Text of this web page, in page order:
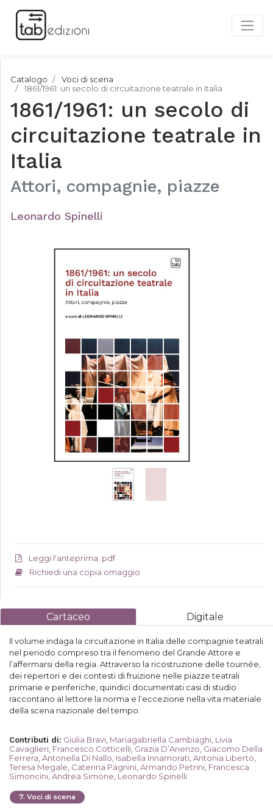
Catalogo
Voci di scena
1861/1961: un secolo di circuitazione teatrale in Italia
1861/1961: un secolo di
circuitazione teatrale in
Italia
Attori, compagnie, piazze
Leonardo Spinelli
Leggi l'anteprima .pdf
Richiedi una copia omaggio
Cartaceo Digitale
Il volume indaga la circuitazione in Italia delle compagnie teatrali
nel periodo compreso tra il fenomeno del Grande Attore e
l’affermarsi della regia. Attraverso la ricostruzione delle tournée,
dei repertori e dei contesti di fruizione nelle piazze teatrali
primarie e periferiche, quindici documentati casi di studio
raccontano al lettore la norma e l’eccezione nella vita materiale
della scena nazionale del tempo.
Contributi di: Giulia Bravi Mariagabriella Cambiaghi Livia
Cavaglieri Francesco Cotticelli Grazia D’Arienzo Giacomo Della
Ferrera Antonella Di Nallo Isabella Innamorati Antonia Liberto
Teresa Megale Caterina Pagnini Armando Petrini Francesca
Simoncini Andrea Simone Leonardo Spinelli
7. Voci di scena